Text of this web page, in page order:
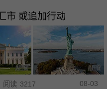
市 或追加行动
阅读 3217 08-03